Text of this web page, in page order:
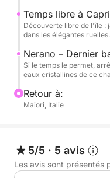
recommandons de
accessible
moment gourmand,
une heure et demie
flâner, faire du
ruelles de Capri.
Au retour, si le
dernière baignade
Tout au long de la
Temps libre à
Découverte libre de l'île :
dans les élégantes ruelles.
Nerano – Dernier
Si le temps le permet,
eaux cristallines de ce
Retour à:
Maiori, Italie
5/5 · 5 avis
Les avis sont présentés